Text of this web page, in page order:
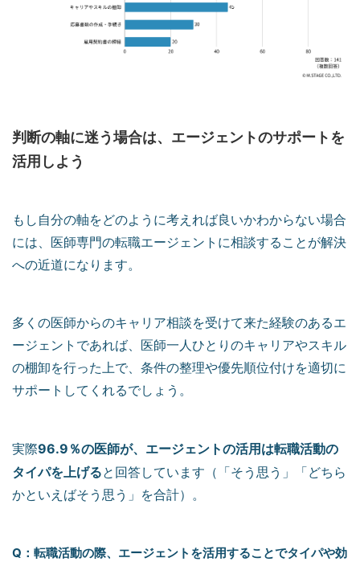
判断の軸に迷う場合は、エージェントのサポートを
活用しよう
もし自分の軸をどのように考えれば良いかわからない場合
には、医師専門の転職エージェントに相談することが解決
への近道になります。
多くの医師からのキャリア相談を受けて来た経験のあるエ
ージェントであれば、医師一人ひとりのキャリアやスキル
の棚卸を行った上で、条件の整理や優先順位付けを適切に
サポートしてくれるでしょう。
実際96.9％の医師が、エージェントの活用は転職活動の
タイパを上げると回答しています（「そう思う」「どちら
かといえばそう思う」を合計）。
Q：転職活動の際、エージェントを活用することでタイパや効